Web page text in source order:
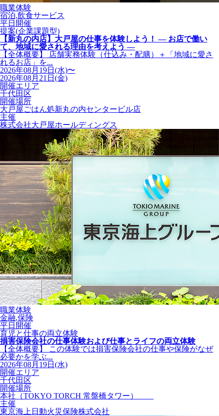
職業体験
宿泊,飲食サービス
平日開催
提案(企業課題型)
【新丸の内店】大戸屋の仕事を体験しよう！ ― お店で働い
て、地域に愛される理由を考えよう ―
【全体概要】 店舗実務体験（仕込み・配膳）＋「地域に愛さ
れるお店」を...
2026年08月19日(水)〜
2026年08月21日(金)
開催エリア
千代田区
開催場所
大戸屋ごはん処新丸の内センタービル店
主催
株式会社大戸屋ホールディングス
職業体験
金融,保険
平日開催
育児と仕事の両立体験
損害保険会社の仕事体験および仕事とライフの両立体験
【全体概要】 この体験では損害保険会社の仕事や保険がなぜ
必要かを学ぶ...
2026年08月19日(水)
開催エリア
千代田区
開催場所
本社（TOKYO TORCH 常盤橋タワー）
主催
東京海上日動火災保険株式会社